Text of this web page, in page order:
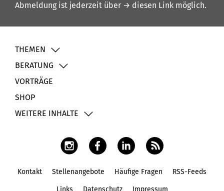
Abmeldung ist jederzeit über → diesen Link möglich.
THEMEN
BERATUNG
VORTRÄGE
SHOP
WEITERE INHALTE
Kontakt Stellenangebote Häufige Fragen RSS-Feeds